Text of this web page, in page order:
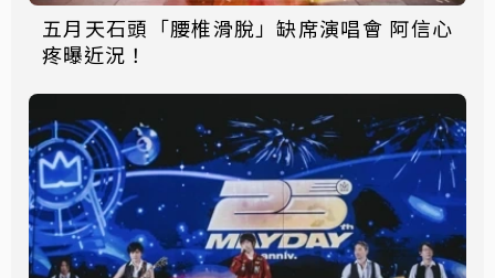
五月天石頭「腰椎滑脫」缺席演唱會 阿信心
疼曝近況！